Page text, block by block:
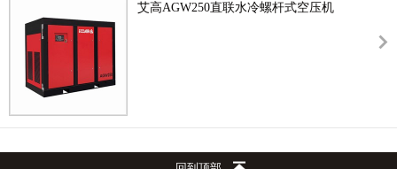
艾高AGW250直联水冷螺杆式空压机